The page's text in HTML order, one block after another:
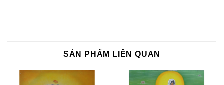
SẢN PHẨM LIÊN QUAN